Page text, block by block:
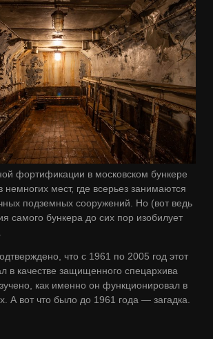
фортификации в московском бункере
мест, где всерьез занимаются
подземных сооружений. Но (вот ведь
самого бункера до сих пор изобилует
что с 1961 по 2005 год этот
в качестве защищенного спецархива
как именно он функционировал в
А вот что было до 1961 года — загадка.